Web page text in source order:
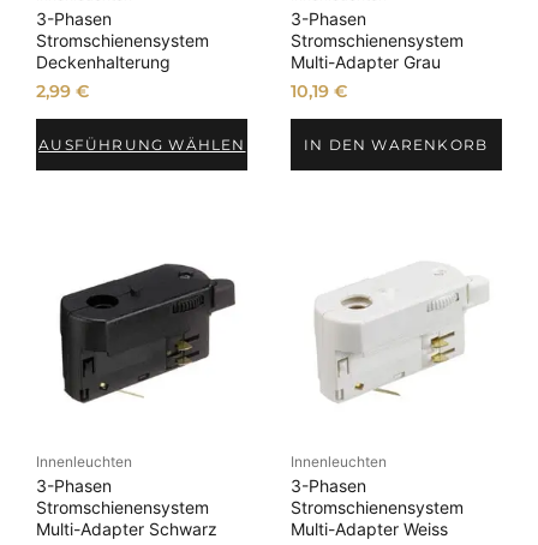
3-Phasen
Stromschienensystem
Deckenhalterung
2,99€
AUSFÜHRUNG WÄHLEN
3-Phasen
Stromschienensystem
Multi-Adapter Grau
10,19 €
IN DEN WARENKORB
Innenleuchten
3-Phasen
Stromschienensystem
Multi-Adapter Schwarz
Innenleuchten
3-Phasen
Stromschienensystem
Multi-Adapter Weiss